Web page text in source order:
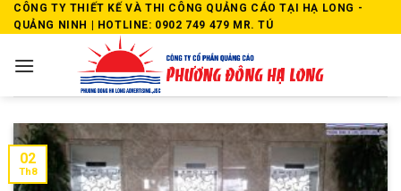
Skip
to
CÔNG TY THIẾT KẾ VÀ THI CÔNG QUẢNG CÁO TẠI HẠ LONG -
QUẢNG NINH | HOTLINE: 0902 749 479 MR. TÚ
02
Th8